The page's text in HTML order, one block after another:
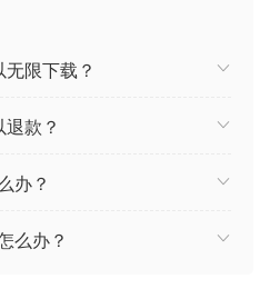
入了五个新的MSEG（多段线
们整个调制系统进行了重大升
我们还创建了新的软件演奏方
限下载？
款？
办？
么办？